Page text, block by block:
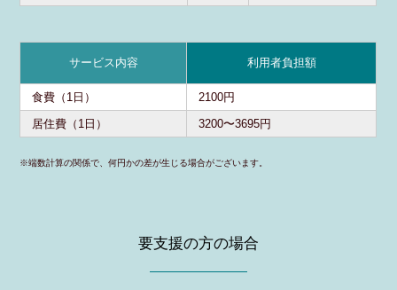
サービス内容 利用者負担額
食費（1日）
2100円
居住費（1日）
3200〜3695円
※端数計算の関係で、何円かの差が生じる場合がございます。
要支援の方の場合